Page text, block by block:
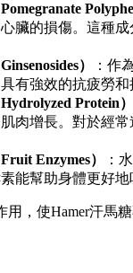
臟的損傷。這種
）
：作
有強效的抗疲勞
Protein）
肉增長。對於經
Enzymes）
：
能幫助身體更好
用，使Hamer汗馬